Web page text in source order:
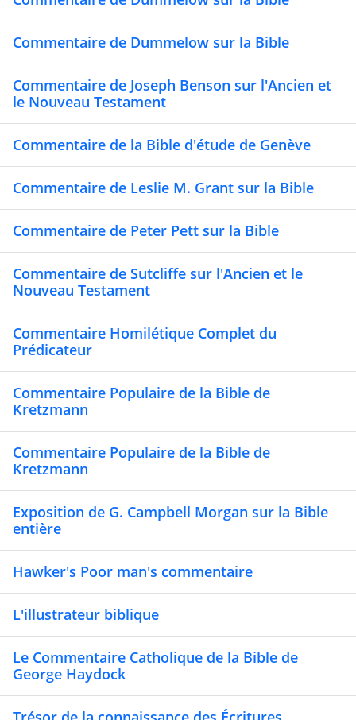
Commentaire de Dummelow sur la Bible
Commentaire de Joseph Benson sur l'Ancien et
le Nouveau Testament
Commentaire de la Bible d'étude de Genève
Commentaire de Leslie M. Grant sur la Bible
Commentaire de Peter Pett sur la Bible
Commentaire de Sutcliffe sur l'Ancien et le
Nouveau Testament
Commentaire Homilétique Complet du
Prédicateur
Commentaire Populaire de la Bible de
Kretzmann
Commentaire Populaire de la Bible de
Kretzmann
Exposition de G. Campbell Morgan sur la Bible
entière
Hawker's Poor man's commentaire
L'illustrateur biblique
Le Commentaire Catholique de la Bible de
George Haydock